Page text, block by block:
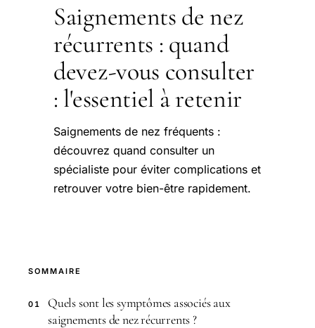
Saignements de nez
récurrents : quand
devez-vous consulter
: l'essentiel à retenir
Saignements de nez fréquents :
découvrez quand consulter un
spécialiste pour éviter complications et
retrouver votre bien-être rapidement.
SOMMAIRE
01
Quels sont les symptômes associés aux
saignements de nez récurrents ?